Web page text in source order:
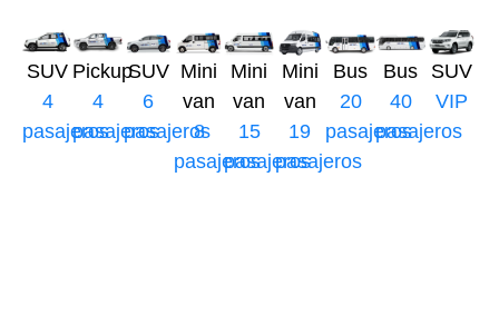
SUV
4
pasajeros
Pickup
4
pasajeros
SUV
6
pasajeros
Mini
van
8
pasajeros
Mini
van
15
pasajeros
Mini
van
19
pasajeros
Bus
20
pasajeros
Bus
40
pasajeros
SUV
VIP